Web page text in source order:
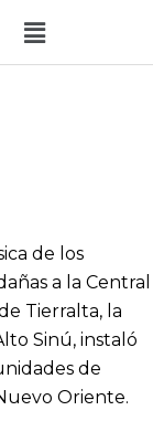
de los
a la Central
Tierralta, la
Sinú, instaló
de
Oriente.